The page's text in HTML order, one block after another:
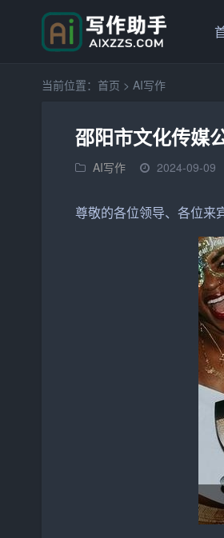
当前位置： 首页 > AI写作
邵阳市文化传媒
AI写作 2024-09-09
尊敬的各位领导、各位来